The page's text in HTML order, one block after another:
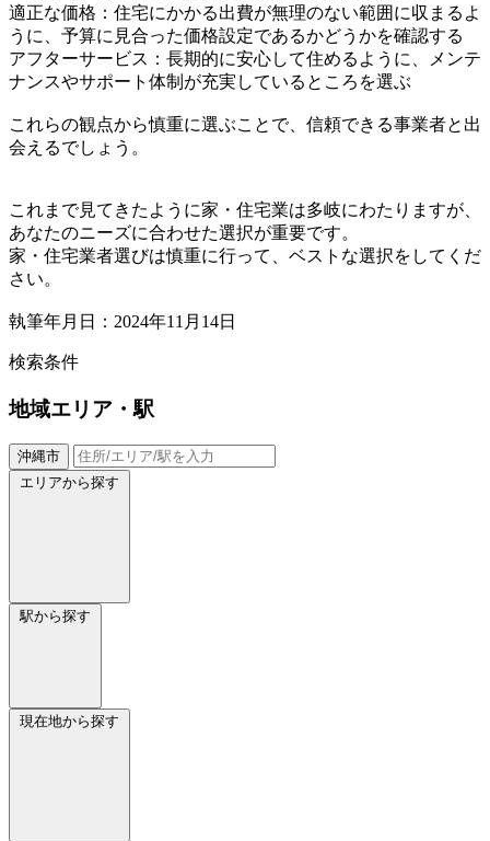
適正な価格：住宅にかかる出費が無理のない範囲に収まるよ
うに、予算に見合った価格設定であるかどうかを確認する
アフターサービス：長期的に安心して住めるように、メンテ
ナンスやサポート体制が充実しているところを選ぶ
これらの観点から慎重に選ぶことで、信頼できる事業者と出
会えるでしょう。
これまで見てきたように家・住宅業は多岐にわたりますが、
あなたのニーズに合わせた選択が重要です。
家・住宅業者選びは慎重に行って、ベストな選択をしてくだ
さい。
執筆年月日：2024年11月14日
検索条件
地域エリア・駅
沖縄市
エリアから探す
駅から探す
現在地から探す